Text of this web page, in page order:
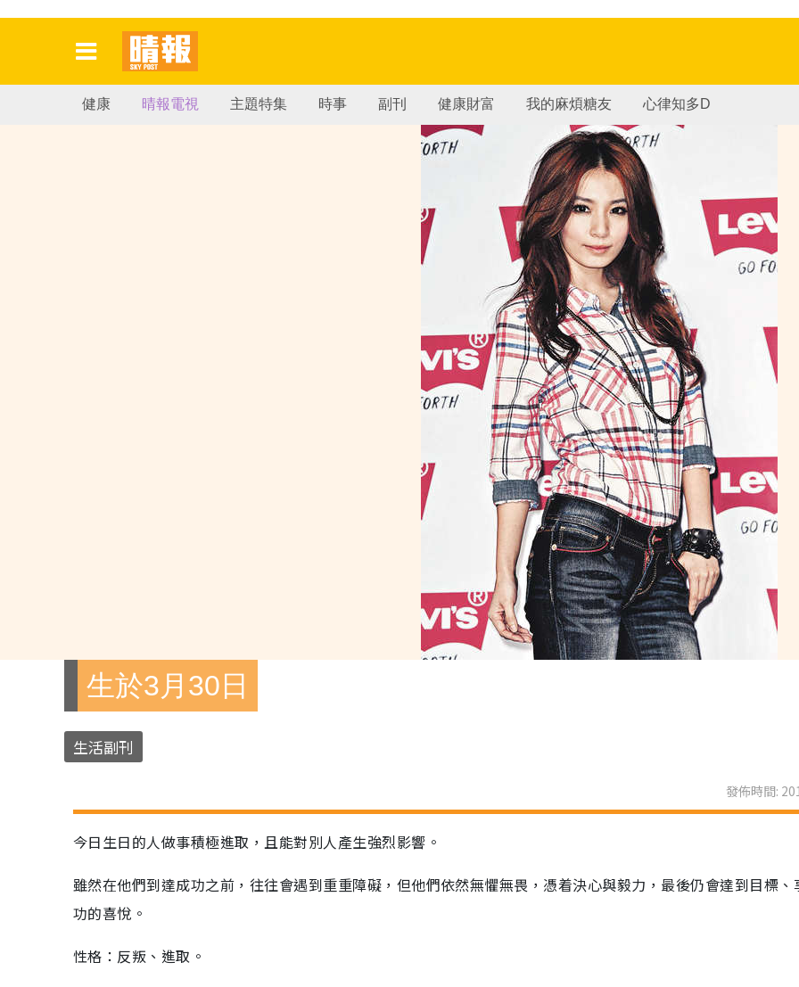
健康 晴報電視 主題特集 時事 副刊 健康財富 我的麻煩糖友 心律知多D
生於3月30日
生活副刊
發佈時間:
今日生日的人做事積極進取，且能對別人產生強烈影響。
雖然在他們到達成功之前，往往會遇到重重障礙，但他們依然無懼無畏，憑着決心與毅力，最後仍會達到目標、
功的喜悅。
性格：反叛、進取。